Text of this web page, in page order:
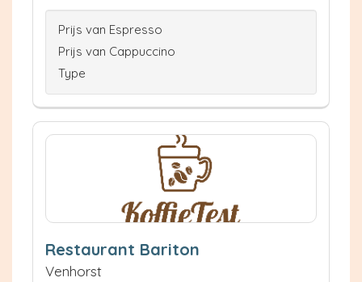
Prijs van Espresso
Prijs van Cappuccino
Type
Restaurant Bariton
Venhorst